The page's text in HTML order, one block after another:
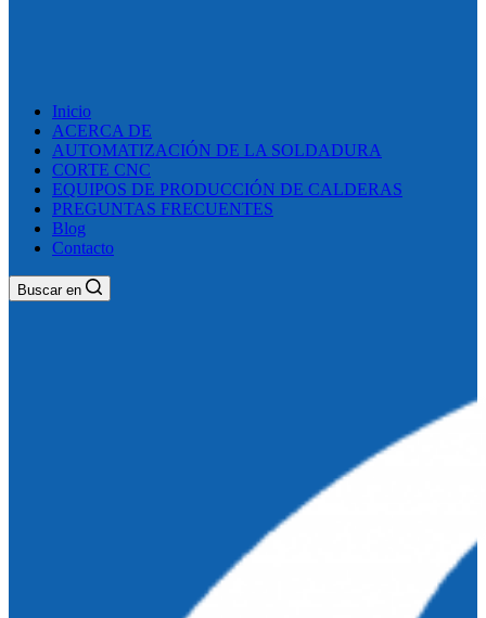
Inicio
ACERCA DE
AUTOMATIZACIÓN DE LA SOLDADURA
CORTE CNC
EQUIPOS DE PRODUCCIÓN DE CALDERAS
PREGUNTAS FRECUENTES
Blog
Contacto
Buscar en